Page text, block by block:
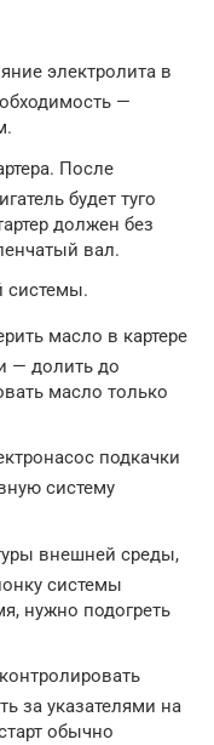
электролита в
—
После
будет туго
должен без
вал.
системы.
масло в картере
— долить до
масло только
подкачки
систему
внешней среды,
системы
нужно подогреть
за указателями на
обычно